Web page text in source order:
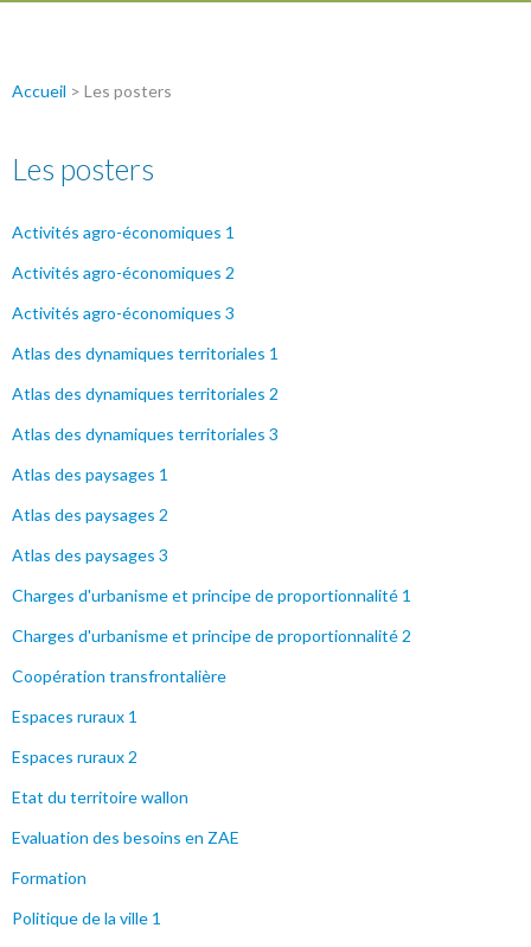
Accueil > Les posters
Les posters
Activités agro-économiques 1
Activités agro-économiques 2
Activités agro-économiques 3
Atlas des dynamiques territoriales 1
Atlas des dynamiques territoriales 2
Atlas des dynamiques territoriales 3
Atlas des paysages 1
Atlas des paysages 2
Atlas des paysages 3
Charges d'urbanisme et principe de proportionnalité 1
Charges d'urbanisme et principe de proportionnalité 2
Coopération transfrontalière
Espaces ruraux 1
Espaces ruraux 2
Etat du territoire wallon
Evaluation des besoins en ZAE
Formation
Politique de la ville 1